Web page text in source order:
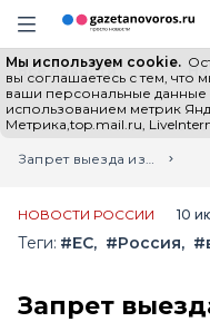
Информационный портал
Навигация сайта
Мы используем cookie.
вы соглашаетесь с тем, что
ваши персональные данные
использованием метрик
Метрика,top.mail.ru,
Все новости
Главная
Лента
Запрет выезда из России и закрытый Шенген: эксперты объяснили, чего ждать на самом деле
НОВОСТИ РОССИИ 10
Теги: #ЕС #Россия
Запрет